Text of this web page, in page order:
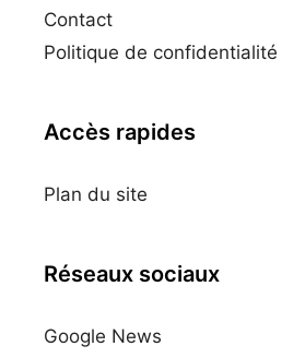
Contact
Politique de confidentialité
Accès rapides
Plan du site
Réseaux sociaux
Google News